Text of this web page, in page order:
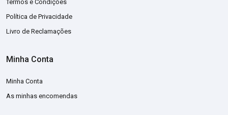
Termos e Condições
Política de Privacidade
Livro de Reclamações
Minha Conta
Minha Conta
As minhas encomendas